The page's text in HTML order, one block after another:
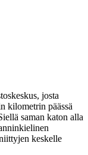
josta
kilometrin päässä
saman katon alla
keskelle